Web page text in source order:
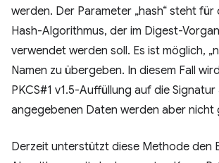
werden. Der Parameter „hash“ steht für
Hash-Algorithmus, der im Digest-
verwendet werden soll. Es ist möglich,
Namen zu übergeben. In diesem Fall
PKCS#1 v1.5-Auffüllung auf die
angegebenen Daten werden aber nicht
Derzeit unterstützt diese Methode den